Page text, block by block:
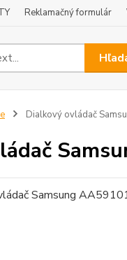
Reklamačný formulár
Dialkový ovládač